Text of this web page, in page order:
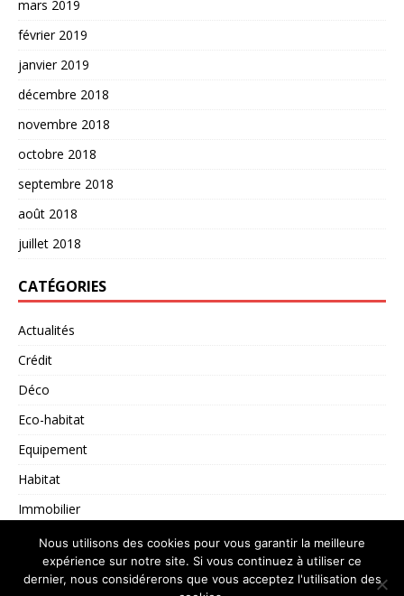
mars 2019
février 2019
janvier 2019
décembre 2018
novembre 2018
octobre 2018
septembre 2018
août 2018
juillet 2018
CATÉGORIES
Actualités
Crédit
Déco
Eco-habitat
Equipement
Habitat
Immobilier
Non classé
Nous utilisons des cookies pour vous garantir la meilleure
expérience sur notre site. Si vous continuez à utiliser ce
dernier, nous considérerons que vous acceptez l'utilisation des